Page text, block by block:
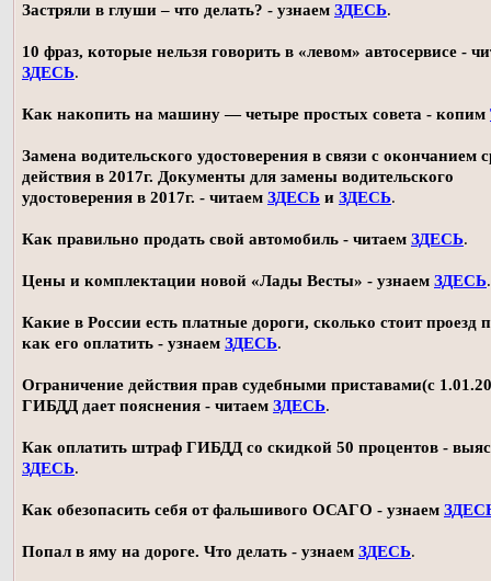
Застряли в глуши – что делать? - узнаем ЗДЕСЬ.
10 фраз, которые нельзя говорить в «левом» автосервисе -
ЗДЕСЬ.
Как накопить на машину — четыре простых совета - копим
Замена водительского удостоверения в связи с окончанием
действия в 2017г. Документы для замены водительского
удостоверения в 2017г. - читаем ЗДЕСЬ и ЗДЕСЬ.
Как правильно продать свой автомобиль - читаем ЗДЕСЬ.
Цены и комплектации новой «Лады Весты» - узнаем ЗДЕСЬ.
Какие в России есть платные дороги, сколько стоит проезд
как его оплатить - узнаем ЗДЕСЬ.
Ограничение действия прав судебными приставами(с
ГИБДД дает пояснения - читаем ЗДЕСЬ.
Как оплатить штраф ГИБДД со скидкой 50 процентов -
ЗДЕСЬ.
Как обезопасить себя от фальшивого ОСАГО - узнаем
Попал в яму на дороге. Что делать - узнаем ЗДЕСЬ.